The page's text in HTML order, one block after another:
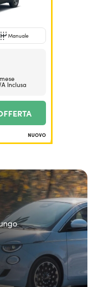
800595799
Manuale
Inclusa
NUOVO